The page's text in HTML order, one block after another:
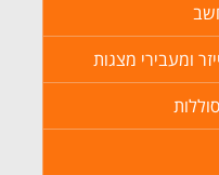
ומעבירי מצגות